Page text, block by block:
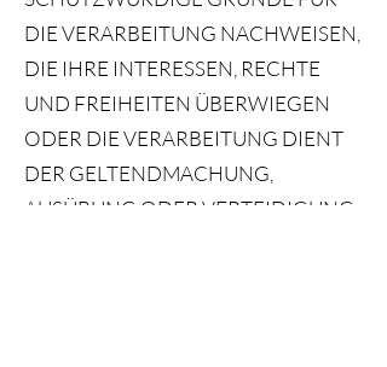
DIE VERARBEITUNG NACHWEISEN,
DIE IHRE INTERESSEN, RECHTE
UND FREIHEITEN ÜBERWIEGEN
ODER DIE VERARBEITUNG DIENT
DER GELTENDMACHUNG,
AUSÜBUNG ODER VERTEIDIGUNG